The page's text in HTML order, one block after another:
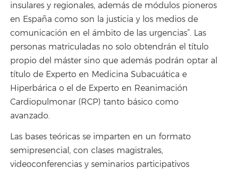
insulares y regionales, además de módulos pioneros
en España como son la justicia y los medios de
comunicación en el ámbito de las urgencias”. Las
personas matriculadas no solo obtendrán el título
propio del máster sino que además podrán optar al
título de Experto en Medicina Subacuática e
Hiperbárica o el de Experto en Reanimación
Cardiopulmonar (RCP) tanto básico como
avanzado.
Las bases teóricas se imparten en un formato
semipresencial, con clases magistrales,
videoconferencias y seminarios participativos